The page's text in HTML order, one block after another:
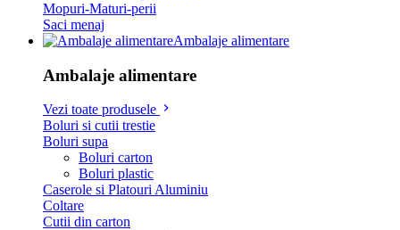
Mopuri-Maturi-perii
Saci menaj
Ambalaje alimentare
Ambalaje alimentare
Vezi toate produsele
Boluri si cutii trestie
Boluri supa
Boluri carton
Boluri plastic
Caserole si Platouri Aluminiu
Coltare
Cutii din carton